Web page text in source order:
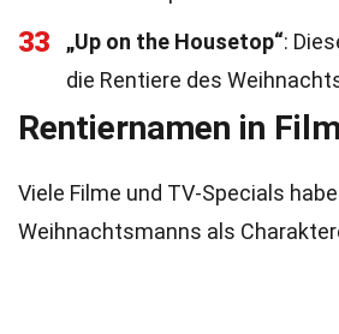
33 „Up on the Housetop“:
die Rentiere des
Rentiernamen in
Viele Filme und TV-Specials
Weihnachtsmanns als